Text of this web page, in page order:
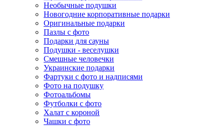
Необычные подушки
Новогодние корпоративные подарки
Оригинальные подарки
Пазлы с фото
Подарки для сауны
Подушки - веселушки
Смешные человечки
Украинские подарки
Фартуки с фото и надписями
Фото на подушку
Фотоальбомы
Футболки с фото
Халат с короной
Чашки с фото